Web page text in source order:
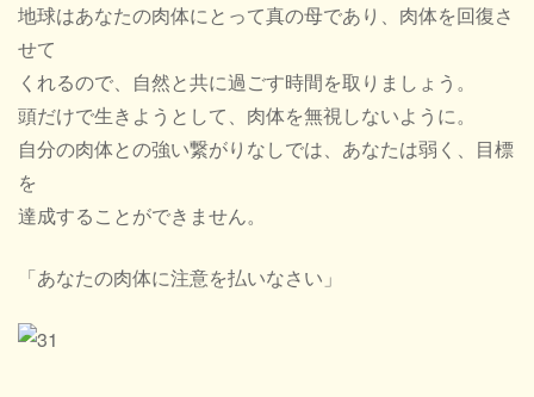
地球はあなたの肉体にとって真の母であり、肉体を回復さ
せて
くれるので、自然と共に過ごす時間を取りましょう。
頭だけで生きようとして、肉体を無視しないように。
自分の肉体との強い繋がりなしでは、あなたは弱く、目標
を
達成することができません。
「あなたの肉体に注意を払いなさい」